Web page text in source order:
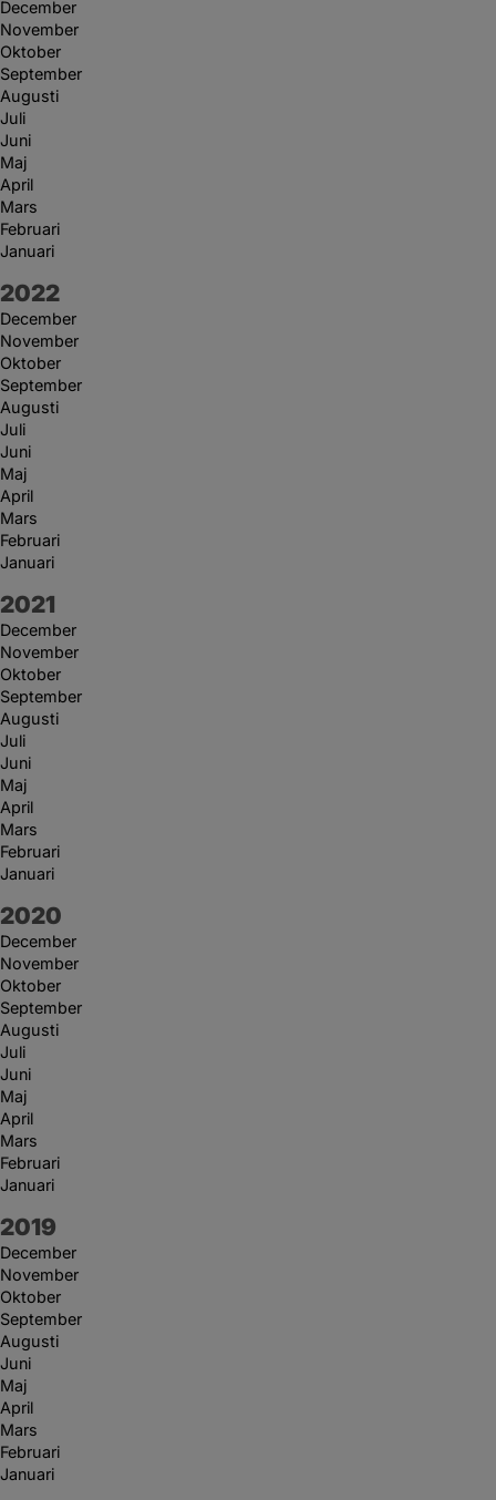
December
November
Oktober
September
Augusti
Juli
Juni
Maj
April
Mars
Februari
Januari
År:
2022
December
November
Oktober
September
Augusti
Juli
Juni
Maj
April
Mars
Februari
Januari
År:
2021
December
November
Oktober
September
Augusti
Juli
Juni
Maj
April
Mars
Februari
Januari
År:
2020
December
November
Oktober
September
Augusti
Juli
Juni
Maj
April
Mars
Februari
Januari
År:
2019
December
November
Oktober
September
Augusti
Juni
Maj
April
Mars
Februari
Januari